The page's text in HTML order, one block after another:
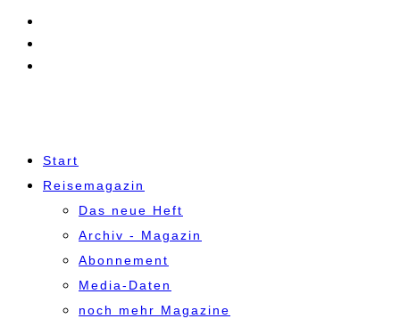
Start
Reisemagazin
Das neue Heft
Archiv - Magazin
Abonnement
Media-Daten
noch mehr Magazine